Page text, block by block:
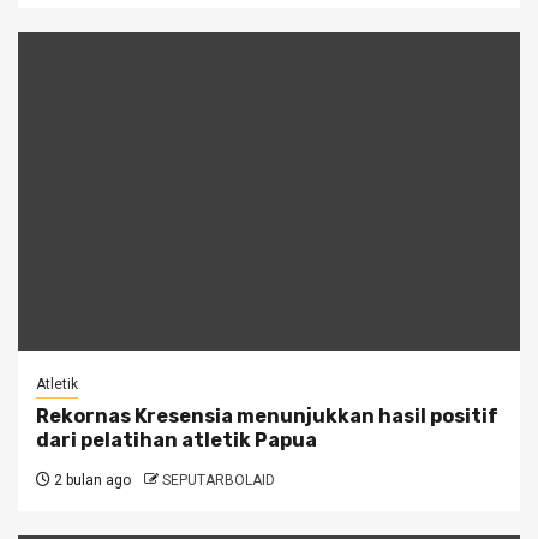
Atletik
Rekornas Kresensia menunjukkan hasil positif
dari pelatihan atletik Papua
2 bulan ago SEPUTARBOLAID